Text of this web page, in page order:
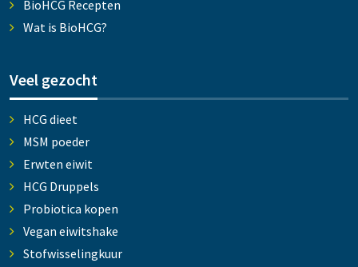
BioHCG Recepten
Wat is BioHCG?
Veel gezocht
HCG dieet
MSM poeder
Erwten eiwit
HCG Druppels
Probiotica kopen
Vegan eiwitshake
Stofwisselingkuur